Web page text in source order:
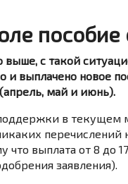
пособие
выше, с такой
выплачено новое
май и июнь).
в текущем
перечислений
что выплата от 8 до
заявления).